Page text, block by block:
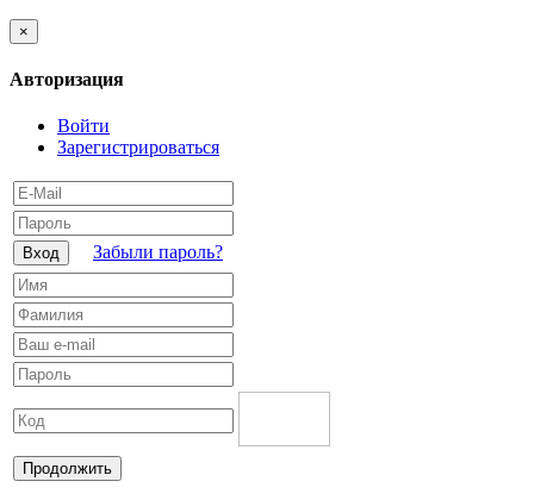
×
Авторизация
Войти
Зарегистрироваться
Вход Забыли пароль?
Продолжить